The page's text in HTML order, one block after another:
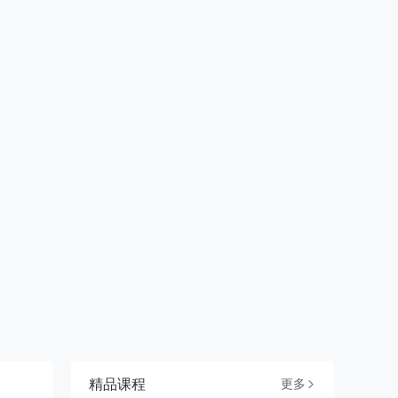
精品课程 更多 